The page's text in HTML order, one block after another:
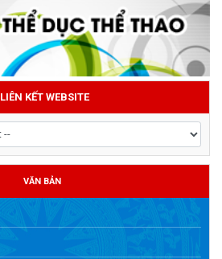
LIÊN KẾT WEBSITE
VĂN BẢN